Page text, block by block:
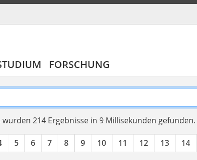
FORSCHUNG
wurden 214 Ergebnisse in 9 Millisekunden gefunden.
5 6 7 8 9 10 11 12 13 14